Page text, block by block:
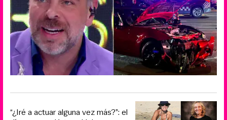
“¿Iré a actuar alguna vez más?”: el